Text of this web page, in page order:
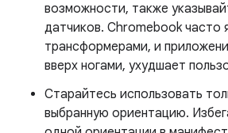
возможности, также
датчиков. Chromebook часто
трансформерами, и
вверх ногами, ухудшает
Старайтесь использовать
выбранную ориентацию.